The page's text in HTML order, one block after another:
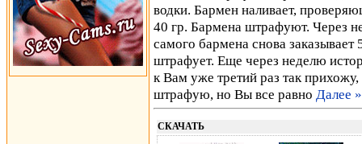
водки. Бармен наливает,
40 гр. Бармена штрафуют. Через
самого бармена снова
штрафует. Еще через неделю
к Вам уже третий раз так
штрафую, но Вы все равно Далее »
СКАЧАТЬ